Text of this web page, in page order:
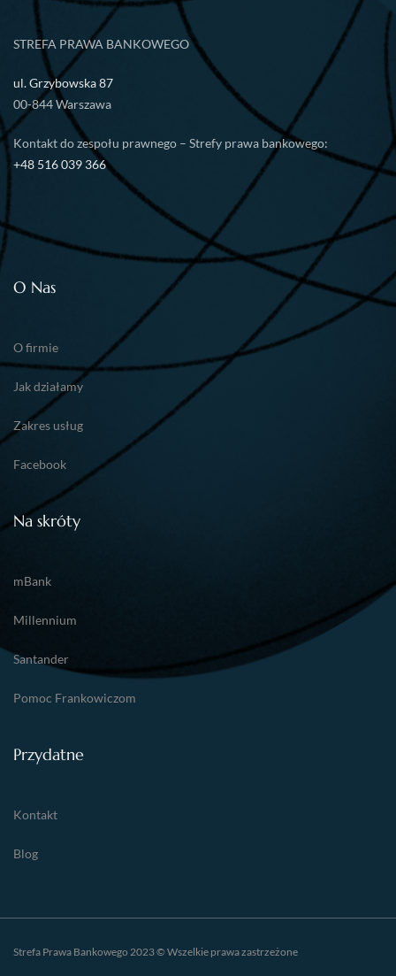
STREFA PRAWA BANKOWEGO
ul. Grzybowska 87
00-844 Warszawa
Kontakt do zespołu prawnego – Strefy prawa bankowego:
+48 516 039 366
O Nas
O firmie
Jak działamy
Zakres usług
Facebook
Na skróty
mBank
Millennium
Santander
Pomoc Frankowiczom
Przydatne
Kontakt
Blog
Strefa Prawa Bankowego 2023 © Wszelkie prawa zastrzeżone